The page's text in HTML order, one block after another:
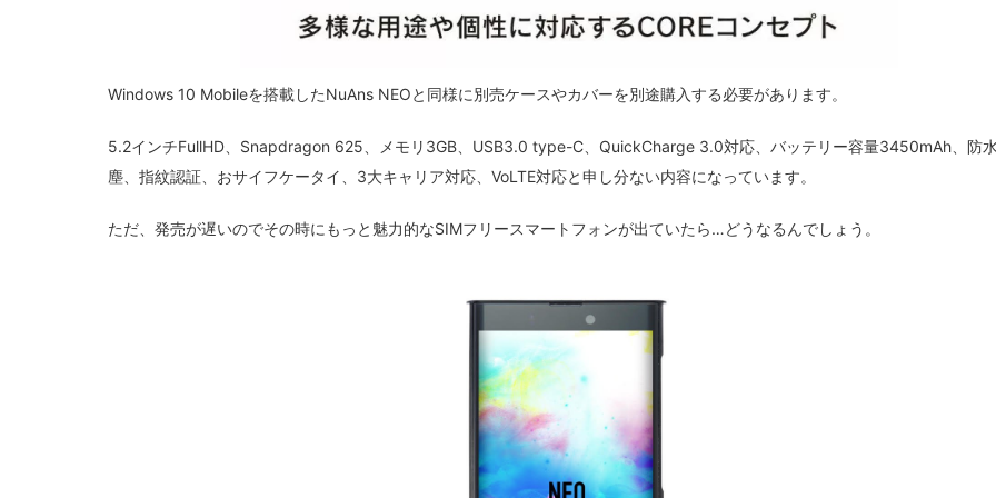
Windows 10 Mobileを搭載したNuAns NEOと同様に別売ケースやカバーを別途購入する必要があります。
5.2インチFullHD、Snapdragon 625、メモリ3GB、USB3.0 type-C、QuickCharge 3.0対応、バッテリー容量3450mAh、防
塵、指紋認証、おサイフケータイ、3大キャリア対応、VoLTE対応と申し分ない内容になっています。
ただ、発売が遅いのでその時にもっと魅力的なSIMフリースマートフォンが出ていたら…どうなるんでしょう。